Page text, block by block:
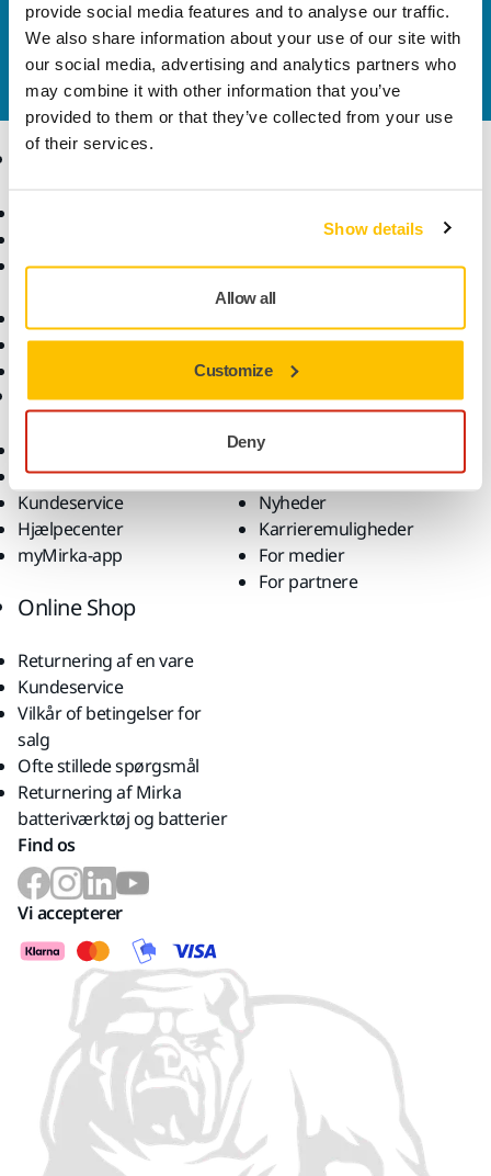
provide social media features and to analyse our traffic.
We also share information about your use of our site with
our social media, advertising and analytics partners who
may combine it with other information that you’ve
provided to them or that they’ve collected from your use
of their services.
Show details
Allow all
Customize
Deny
Kontakt os
Vil du gerne vide mere?
Kontakt os,
så vil vores
ekspertsupportteam besvare dine spørgsmål.
Produkter
Slibematerialer og
Superslibematerialer
Anvendelsesformål
Løsninger
Support
Garantibetingelser
Kundeservice
Hjælpecenter
myMirka-app
Virksomhed
Om os
Kontakt os
Nyheder
Karrieremuligheder
For medier
For partnere
Online Shop
Returnering af en vare
Kundeservice
Vilkår of betingelser for
salg
Ofte stillede spørgsmål
Returnering af Mirka
batteriværktøj og batterier
Find os
Vi accepterer